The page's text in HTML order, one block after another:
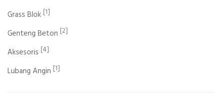
Grass Blok [1]
Genteng Beton [2]
Aksesoris [4]
Lubang Angin [1]